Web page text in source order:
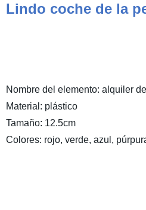
Lindo coche de la
Nombre del elemento: alquiler
Material: plástico
Tamaño: 12.5cm
Colores: rojo, verde, azul,